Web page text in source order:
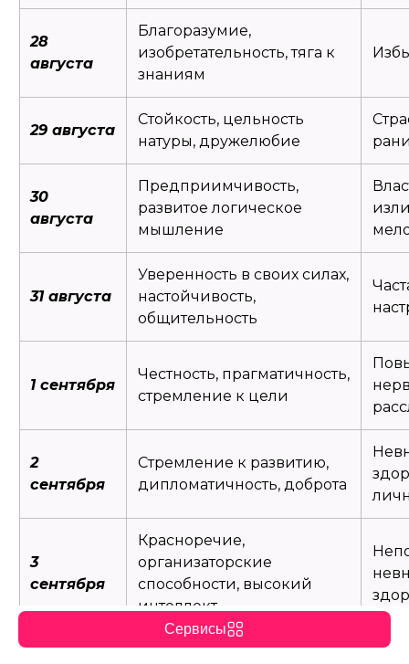
Сервисы
28
августа
Благоразумие,
изобретательность, тяга к
знаниям
29 августа
Стойкость, цельность
натуры, дружелюбие
30
августа
Предприимчивость,
развитое логическое
мышление
31 августа
Уверенность в своих силах,
настойчивость,
общительность
1 сентября
Честность, прагматичность,
стремление к цели
2
сентября
Стремление к развитию,
дипломатичность, доброта
3
сентября
Красноречие,
организаторские
способности, высокий
интеллект